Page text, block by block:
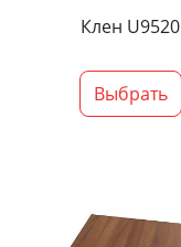
Клен U9520
Выбрать